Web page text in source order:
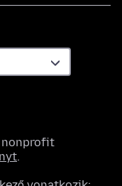
nonprofit
.